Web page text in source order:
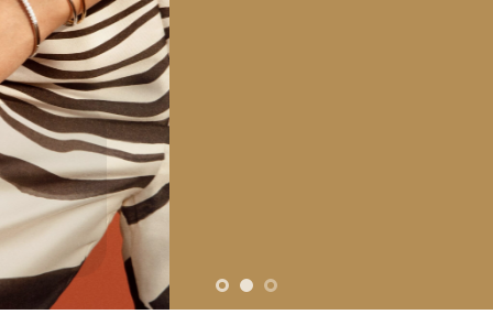
Alta Bigiotteria
SHOP ONLINE